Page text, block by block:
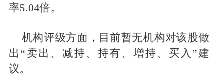
率5.04倍。
机构评级方面，目前暂无机构对该股做
出“卖出、减持、持有、增持、买入”建
议。